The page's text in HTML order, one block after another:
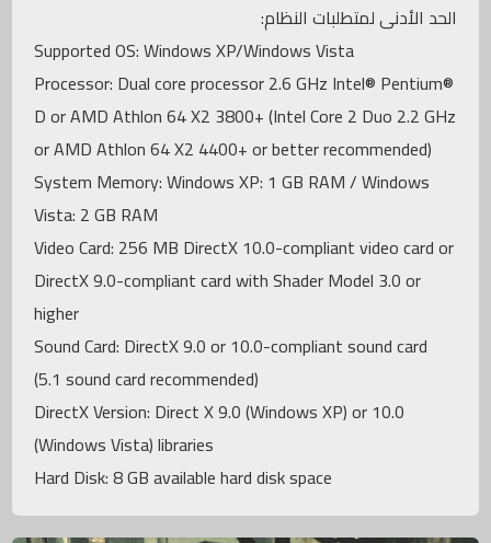
الحد الأدنى لمتطلبات النظام:
Supported OS: Windows XP/Windows Vista
Processor: Dual core processor 2.6 GHz Intel® Pentium®
D or AMD Athlon 64 X2 3800+ (Intel Core 2 Duo 2.2 GHz
or AMD Athlon 64 X2 4400+ or better recommended)
System Memory: Windows XP: 1 GB RAM / Windows
Vista: 2 GB RAM
Video Card: 256 MB DirectX 10.0-compliant video card or
DirectX 9.0-compliant card with Shader Model 3.0 or
higher
Sound Card: DirectX 9.0 or 10.0-compliant sound card
(5.1 sound card recommended)
DirectX Version: Direct X 9.0 (Windows XP) or 10.0
(Windows Vista) libraries
Hard Disk: 8 GB available hard disk space